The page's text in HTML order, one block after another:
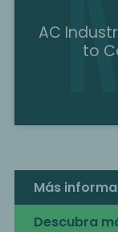
AC
to
Más
Descubra